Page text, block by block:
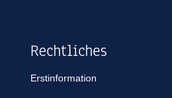
Rechtliches
Erstinformation